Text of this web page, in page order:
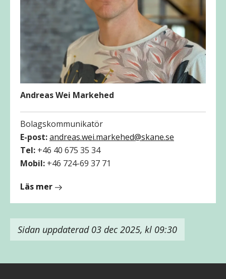
Andreas Wei Markehed
Bolagskommunikatör
E-post:andreas.wei.markehed@skane.se
Tel: +46 40 675 35 34
Mobil: +46 724-69 37 71
Läs merom
Markehed
Sidan uppdaterad 03 dec 2025, kl 09:30